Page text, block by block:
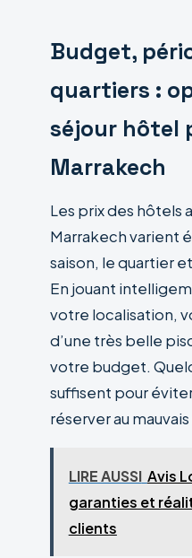
Budget,
quartiers :
séjour hôtel
Marrakech
Les prix des hôtels
Marrakech varient
saison, le quartier
En jouant
votre localisation,
d’une très belle
votre budget.
suffisent pour
réserver au
LIRE AUSSI Avis
garanties et
clients